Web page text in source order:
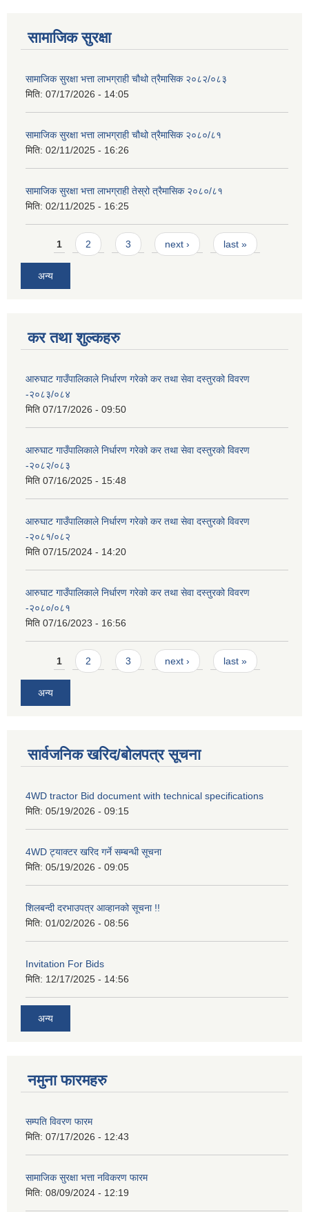
सामाजिक सुरक्षा
सामाजिक सुरक्षा भत्ता लाभग्राही चौथो त्रैमासिक २०८२/०८३
मिति: 07/17/2026 - 14:05
सामाजिक सुरक्षा भत्ता लाभग्राही चौथो त्रैमासिक २०८०/८१
मिति: 02/11/2025 - 16:26
सामाजिक सुरक्षा भत्ता लाभग्राही तेस्रो त्रैमासिक २०८०/८१
मिति: 02/11/2025 - 16:25
Pages
1 2 3 next › last »
अन्य
कर तथा शुल्कहरु
आरुघाट गाउँपालिकाले निर्धारण गरेको कर तथा सेवा दस्तुरको विवरण
-२०८३/०८४
मिति 07/17/2026 - 09:50
आरुघाट गाउँपालिकाले निर्धारण गरेको कर तथा सेवा दस्तुरको विवरण
-२०८२/०८३
मिति 07/16/2025 - 15:48
आरुघाट गाउँपालिकाले निर्धारण गरेको कर तथा सेवा दस्तुरको विवरण
-२०८१/०८२
मिति 07/15/2024 - 14:20
आरुघाट गाउँपालिकाले निर्धारण गरेको कर तथा सेवा दस्तुरको विवरण
-२०८०/०८१
मिति 07/16/2023 - 16:56
Pages
1 2 3 next › last »
अन्य
सार्वजनिक खरिद/बोलपत्र सूचना
4WD tractor Bid document with technical specifications
मिति: 05/19/2026 - 09:15
4WD ट्याक्टर खरिद गर्ने सम्बन्धी सूचना
मिति: 05/19/2026 - 09:05
शिलबन्दी दरभाउपत्र आव्हानको सूचना !!
मिति: 01/02/2026 - 08:56
Invitation For Bids
मिति: 12/17/2025 - 14:56
अन्य
नमुना फारमहरु
सम्पति विवरण फारम
मिति: 07/17/2026 - 12:43
सामाजिक सुरक्षा भत्ता नविकरण फारम
मिति: 08/09/2024 - 12:19